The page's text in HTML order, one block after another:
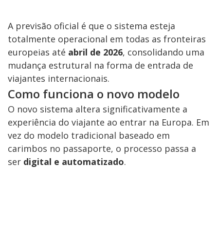
A previsão oficial é que o sistema esteja
totalmente operacional em todas as fronteiras
europeias até abril de 2026, consolidando uma
mudança estrutural na forma de entrada de
viajantes internacionais.
Como funciona o novo modelo
O novo sistema altera significativamente a
experiência do viajante ao entrar na Europa. Em
vez do modelo tradicional baseado em
carimbos no passaporte, o processo passa a
ser digital e automatizado.